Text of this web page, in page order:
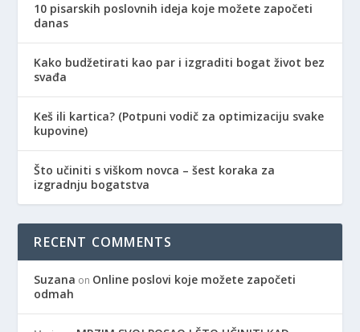
10 pisarskih poslovnih ideja koje možete započeti
danas
Kako budžetirati kao par i izgraditi bogat život bez
svađa
Keš ili kartica? (Potpuni vodič za optimizaciju svake
kupovine)
Što učiniti s viškom novca – šest koraka za
izgradnju bogatstva
RECENT COMMENTS
Suzana on Online poslovi koje možete započeti
odmah